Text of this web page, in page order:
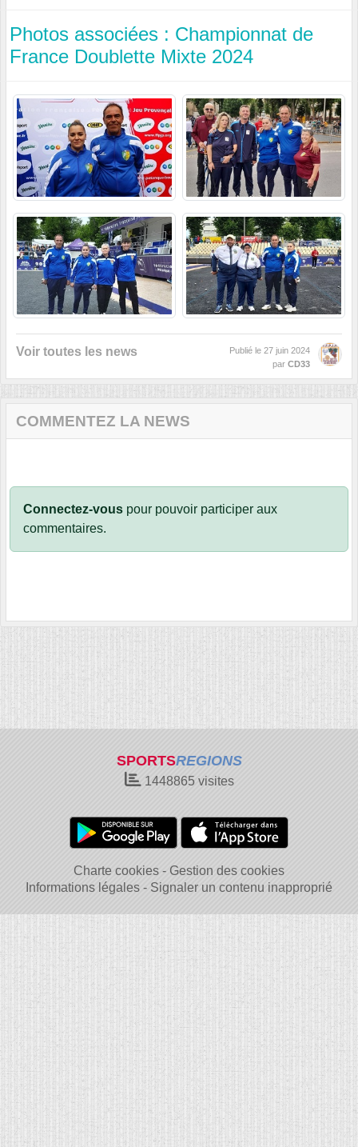
Photos associées : Championnat de
France Doublette Mixte 2024
Voir toutes les news Publié le 27 juin 2024
par CD33
COMMENTEZ LA NEWS
Connectez-vous pour pouvoir participer aux
commentaires.
SPORTSREGIONS
1448865 visites
Charte cookies
Gestion des cookies
Informations légales
Signaler un contenu inapproprié